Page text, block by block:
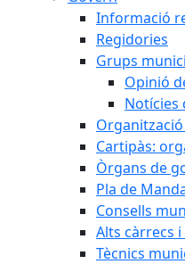
Informació
Regidories
Grups
Opinió
Notícies
Cartipàs:
Òrgans de
Pla de
Consells
Alts càrrecs
Tècnics